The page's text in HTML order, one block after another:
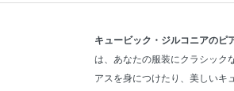
キュービック・ジルコニアのピ
は、あなたの服装にクラシック
アスを身につけたり、美しいキ